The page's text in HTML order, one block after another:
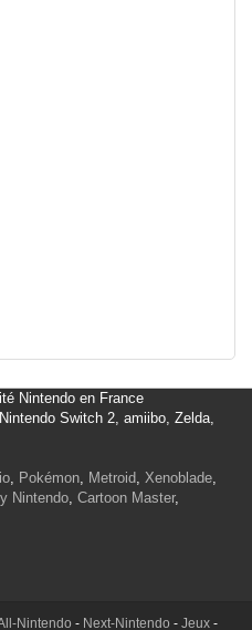
Nintendo en France
Switch 2, amiibo, Zelda,
, Pokémon, Metroid, Xenoblade,
Nintendo, Cartoon Master,
Nintendo - Next-Nintendo - Jeux-